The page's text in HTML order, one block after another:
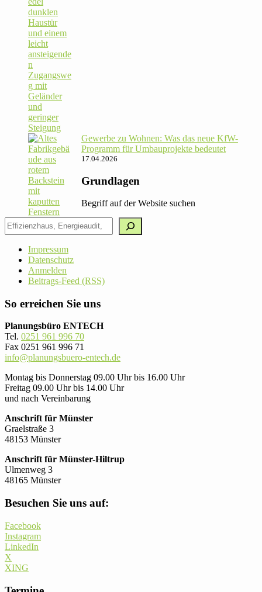
Gewerbe zu Wohnen: Was das neue KfW-
Pro­gramm für Umbau­pro­jekte bedeutet
17.04.2026
Grundlagen
Begriff auf der Website suchen
Impressum
Datenschutz
Anmelden
Beitrags-Feed (RSS)
So erreichen Sie uns
Planungsbüro ENTECH
Tel. 0251 961 996 70
Fax 0251 961 996 71
info@planungsbuero-entech.de
Montag bis Donnerstag 09.00 Uhr bis 16.00 Uhr
Freitag 09.00 Uhr bis 14.00 Uhr
und nach Vereinbarung
Anschrift für Münster
Graelstraße 3
48153 Münster
Anschrift für Münster-Hiltrup
Ulmenweg 3
48165 Münster
Besuchen Sie uns auf:
Facebook
Instagram
LinkedIn
X
XING